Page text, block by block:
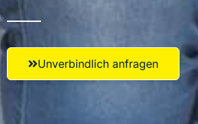
Unverbindlich anfragen